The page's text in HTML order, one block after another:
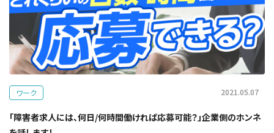
ワーク 2021.05.07
「障害者求人には、何日/何時間働ければ応募可能？」企業側のホンネ